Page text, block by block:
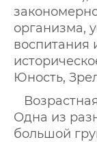
организма,
Юность,
Одна из
большой